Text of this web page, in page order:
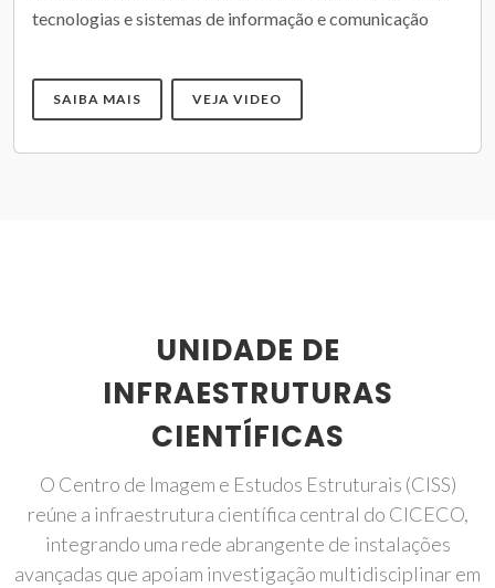
tecnologias e sistemas de informação e comunicação
SAIBA MAIS VEJA VIDEO
UNIDADE DE
INFRAESTRUTURAS
CIENTÍFICAS
O Centro de Imagem e Estudos Estruturais (CISS)
reúne a infraestrutura científica central do CICECO,
integrando uma rede abrangente de instalações
avançadas que apoiam investigação multidisciplinar em